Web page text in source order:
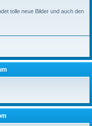
tolle neue Bilder und auch den